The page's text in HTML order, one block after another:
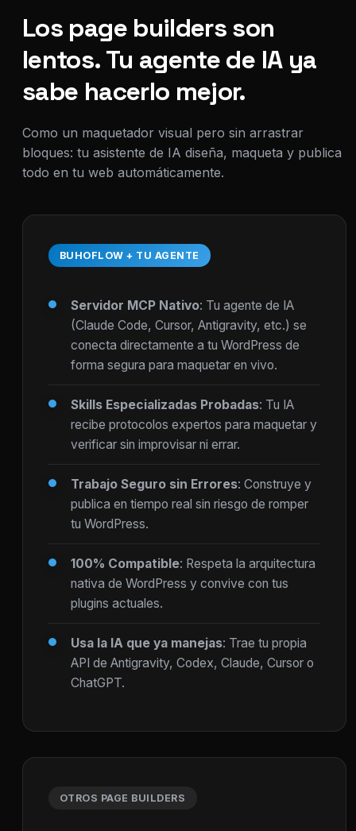
Los page builders son
lentos. Tu agente de IA ya
sabe hacerlo mejor.
Como un maquetador visual pero sin arrastrar
bloques: tu asistente de IA diseña, maqueta y publica
todo en tu web automáticamente.
BUHOFLOW + TU AGENTE
Servidor MCP Nativo: Tu agente de IA
(Claude Code, Cursor, Antigravity, etc.) se
conecta directamente a tu WordPress de
forma segura para maquetar en vivo.
Skills Especializadas Probadas: Tu IA
recibe protocolos expertos para maquetar y
verificar sin improvisar ni errar.
Trabajo Seguro sin Errores: Construye y
publica en tiempo real sin riesgo de romper
tu WordPress.
100% Compatible: Respeta la arquitectura
nativa de WordPress y convive con tus
plugins actuales.
Usa la IA que ya manejas: Trae tu propia
API de Antigravity, Codex, Claude, Cursor o
ChatGPT.
OTROS PAGE BUILDERS